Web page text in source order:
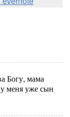
Богу, мама
у меня уже сын